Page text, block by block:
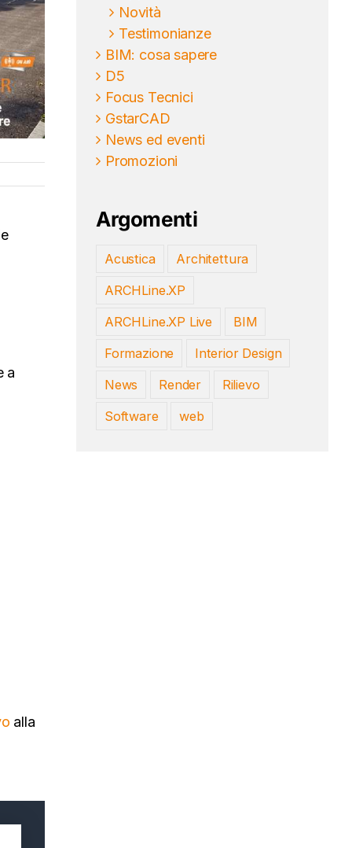
a
alla
Novità
Testimonianze
BIM: cosa sapere
D5
Focus Tecnici
GstarCAD
News ed eventi
Promozioni
Argomenti
Acustica
Architettura
ARCHLine.XP
ARCHLine.XP Live
BIM
Formazione
Interior Design
News
Render
Rilievo
Software
web